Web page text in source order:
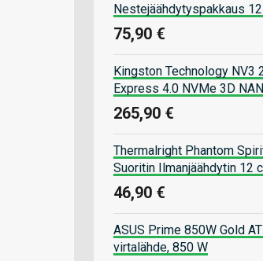
Nestejäähdytyspakkaus
75,90 €
Kingston Technology NV3
Express 4.0 NVMe 3D
265,90 €
Thermalright Phantom
Suoritin Ilmanjäähdytin 12
46,90 €
ASUS Prime 850W Gold
virtalähde, 850 W